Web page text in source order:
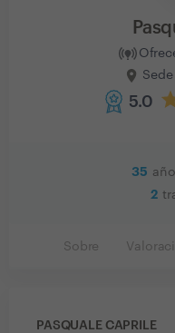
5.0
35
2
Sobre
PASQUALE CAPRILE